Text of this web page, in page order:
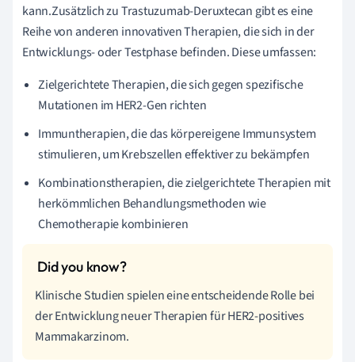
kann.Zusätzlich zu Trastuzumab-Deruxtecan gibt es eine
Reihe von anderen innovativen Therapien, die sich in der
Entwicklungs- oder Testphase befinden. Diese umfassen:
Zielgerichtete Therapien, die sich gegen spezifische
Mutationen im HER2-Gen richten
Immuntherapien, die das körpereigene Immunsystem
stimulieren, um Krebszellen effektiver zu bekämpfen
Kombinationstherapien, die zielgerichtete Therapien mit
herkömmlichen Behandlungsmethoden wie
Chemotherapie kombinieren
Klinische Studien spielen eine entscheidende Rolle bei
der Entwicklung neuer Therapien für HER2-positives
Mammakarzinom.